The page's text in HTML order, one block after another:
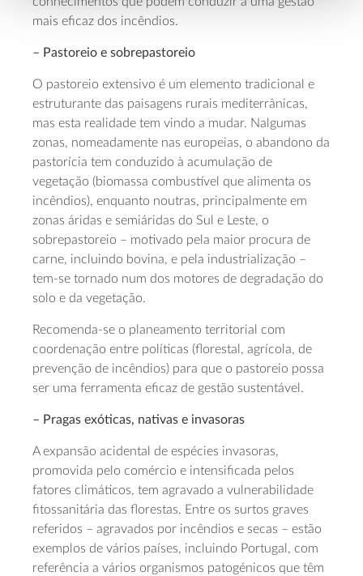
mais eficaz dos incêndios.
– Pastoreio e sobrepastoreio
O pastoreio extensivo é um elemento tradicional e
estruturante das paisagens rurais mediterrânicas,
mas esta realidade tem vindo a mudar. Nalgumas
zonas, nomeadamente nas europeias, o abandono da
pastorícia tem conduzido à acumulação de
vegetação (biomassa combustível que alimenta os
incêndios), enquanto noutras, principalmente em
zonas áridas e semiáridas do Sul e Leste, o
sobrepastoreio – motivado pela maior procura de
carne, incluindo bovina, e pela industrialização –
tem-se tornado num dos motores de degradação do
solo e da vegetação.
Recomenda-se o planeamento territorial com
coordenação entre políticas (florestal, agrícola, de
prevenção de incêndios) para que o pastoreio possa
ser uma ferramenta eficaz de gestão sustentável.
– Pragas exóticas, nativas e invasoras
A expansão acidental de espécies invasoras,
promovida pelo comércio e intensificada pelos
fatores climáticos, tem agravado a vulnerabilidade
fitossanitária das florestas. Entre os surtos graves
referidos – agravados por incêndios e secas – estão
exemplos de vários países, incluindo Portugal, com
referência a vários organismos patogénicos que têm